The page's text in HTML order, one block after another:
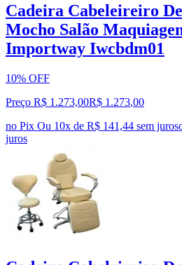
Cadeira Cabeleireiro
Mocho Salão
Importway Iwcbdm01
10% OFF
Preço R$ 1.273,00R$ 1.273,00
no Pix Ou 10x de R$ 141,44 sem juros
juros